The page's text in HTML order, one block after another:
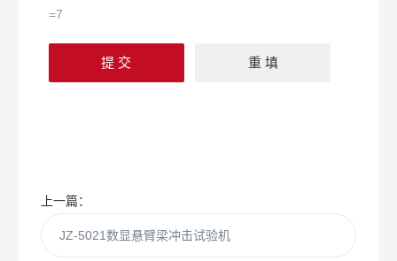
=7
上一篇：
JZ-5021数显悬臂梁冲击试验机